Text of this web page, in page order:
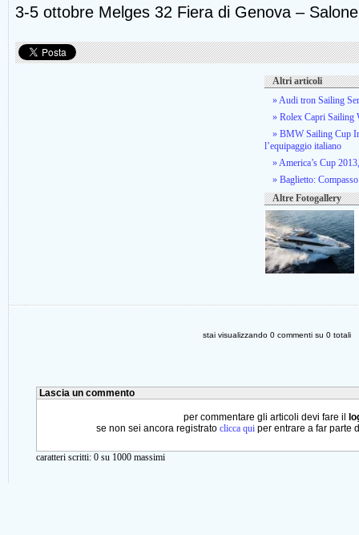
3-5 ottobre Melges 32 Fiera di Genova –
Altri articoli
» Audi tron Sailing
» Rolex Capri Sailing
» BMW Sailing Cup
l’equipaggio italiano
» America’s Cup
» Baglietto:
Altre Fotogallery
stai visualizzando 0commenti su 0totali
Lascia un commento
per commentare gli articoli devi fare il
se non sei ancora registrato clicca quiper entrare a far parte
caratteri scritti: 0 su 1000 massimi